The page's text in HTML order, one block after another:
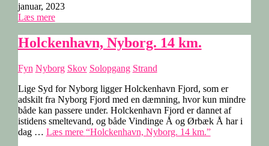
januar, 2023
Læs mere
Holckenhavn, Nyborg. 14 km.
Fyn Nyborg Skov Solopgang Strand
Lige Syd for Nyborg ligger Holckenhavn Fjord, som er
adskilt fra Nyborg Fjord med en dæmning, hvor kun mindre
både kan passere under. Holckenhavn Fjord er dannet af
istidens smeltevand, og både Vindinge Å og Ørbæk Å har i
dag … Læs mere “Holckenhavn, Nyborg. 14 km.”